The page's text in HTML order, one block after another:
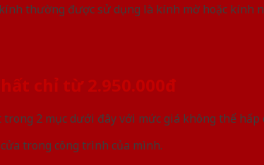
thường được sử dụng là kính mờ hoặc kính
chỉ từ 2.950.000đ
2 mục dưới đây với mức giá không thể hấp
trong công trình của mình.